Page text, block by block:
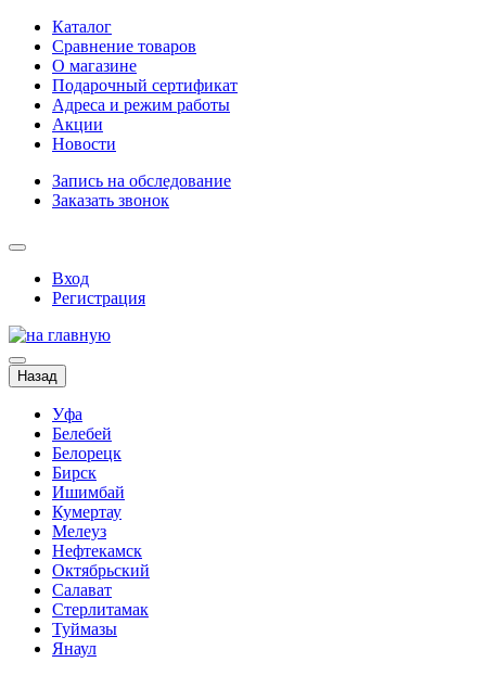
Каталог
Сравнение товаров
О магазине
Подарочный сертификат
Адреса и режим работы
Акции
Новости
Запись на обследование
Заказать звонок
Вход
Регистрация
Назад
Уфа
Белебей
Белорецк
Бирск
Ишимбай
Кумертау
Мелеуз
Нефтекамск
Октябрьский
Салават
Стерлитамак
Туймазы
Янаул